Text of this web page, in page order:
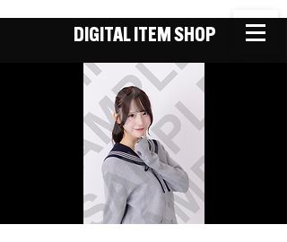
DIGITAL ITEM SHOP